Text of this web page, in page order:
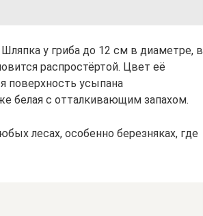
у гриба до 12 см в диаметре, в
распростёртой. Цвет её
поверхность усыпана
белая с отталкивающим запахом.
лесах, особенно березняках, где